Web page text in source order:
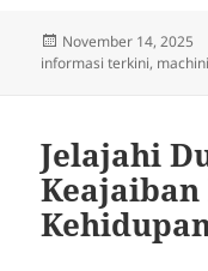
Posted
on
November 14, 2025
informasi terkini,
Jelajahi